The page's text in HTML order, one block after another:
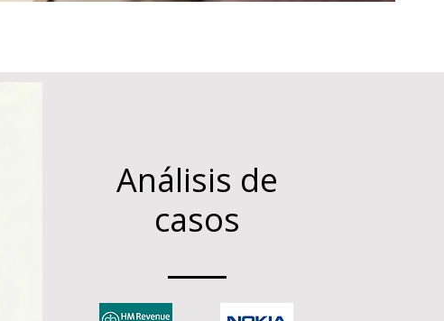
Análisis de
casos